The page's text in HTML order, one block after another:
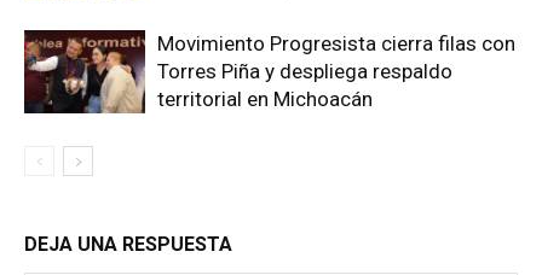
Movimiento Progresista cierra filas con
Torres Piña y despliega respaldo
territorial en Michoacán
DEJA UNA RESPUESTA